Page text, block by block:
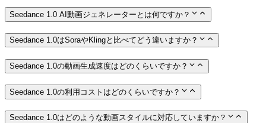
Seedance 1.0 AI動画ジェネレーターとは何ですか？
Seedance 1.0はSoraやKlingと比べてどう違いますか？
Seedance 1.0の動画生成速度はどのくらいですか？
Seedance 1.0の利用コストはどのくらいですか？
Seedance 1.0はどのような動画スタイルに対応していますか？